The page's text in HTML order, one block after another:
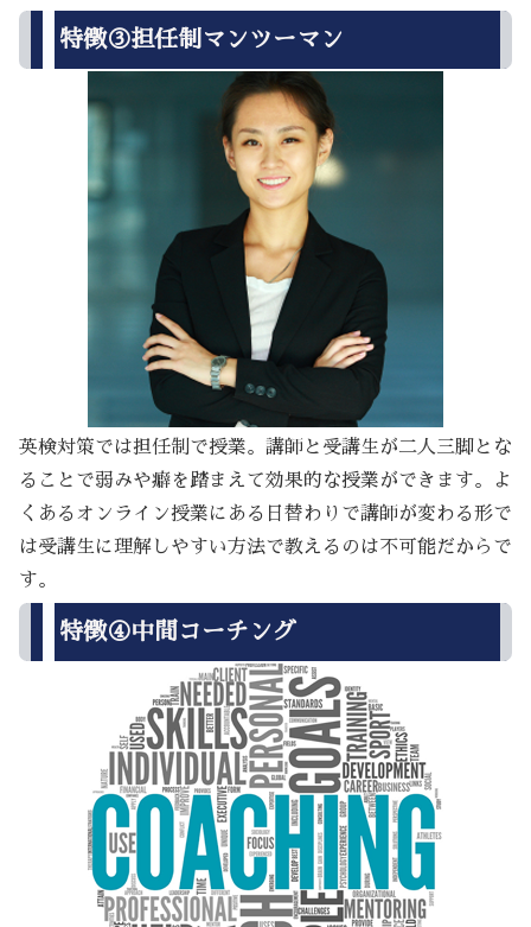
特徴③担任制マンツーマン
英検対策では担任制で授業。講師と受講生が二人三脚とな
ることで弱みや癖を踏まえて効果的な授業ができます。よ
くあるオンライン授業にある日替わりで講師が変わる形で
は受講生に理解しやすい方法で教えるのは不可能だからで
す。
特徴④中間コーチング